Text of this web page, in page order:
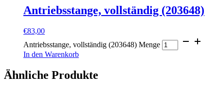
Antriebsstange, vollständig (203648)
€83,00
Antriebsstange, vollständig (203648) Menge
In den Warenkorb
Ähnliche Produkte